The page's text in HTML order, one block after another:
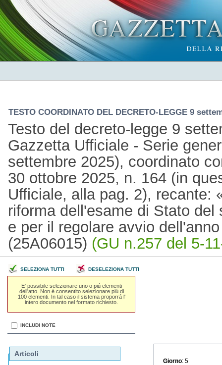
TESTO COORDINATO DEL DECRETO-LEGGE 9
Testo del decreto-legge 9
Gazzetta Ufficiale - Serie
settembre 2025), coordinato
30 ottobre 2025, n. 164 (in
Ufficiale, alla pag. 2), recante:
riforma dell'esame di Stato
e per il regolare avvio
(25A06015) (GU n.257 del 5-
SELEZIONA TUTTI DESELEZIONA TUTTI
E' possibile selezionare uno o piú elementi
dell'atto. Non é consentito selezionare piú di
100 elementi. In tal caso il sistema proporrá l'
intero documento nel formato richiesto.
INCLUDI NOTE
Articoli
Giorno : 5